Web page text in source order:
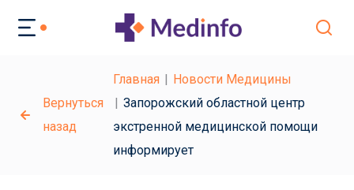
Вернуться
назад
Главная
Новости Медицины
Запорожский областной центр
экстренной медицинской помощи
информирует